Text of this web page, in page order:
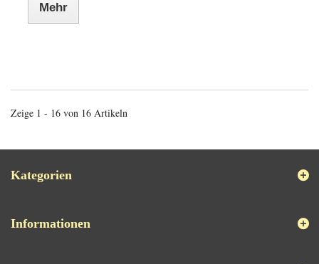
Mehr
Zeige 1 - 16 von 16 Artikeln
Kategorien
Informationen